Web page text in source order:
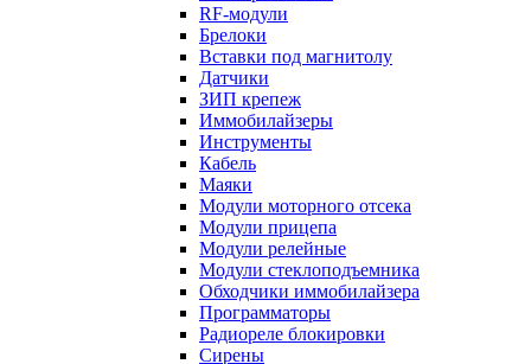
RF-модули
Брелоки
Вставки под магнитолу
Датчики
ЗИП крепеж
Иммобилайзеры
Инструменты
Кабель
Маяки
Модули моторного отсека
Модули прицепа
Модули релейные
Модули стеклоподъемника
Обходчики иммобилайзера
Программаторы
Радиореле блокировки
Сирены